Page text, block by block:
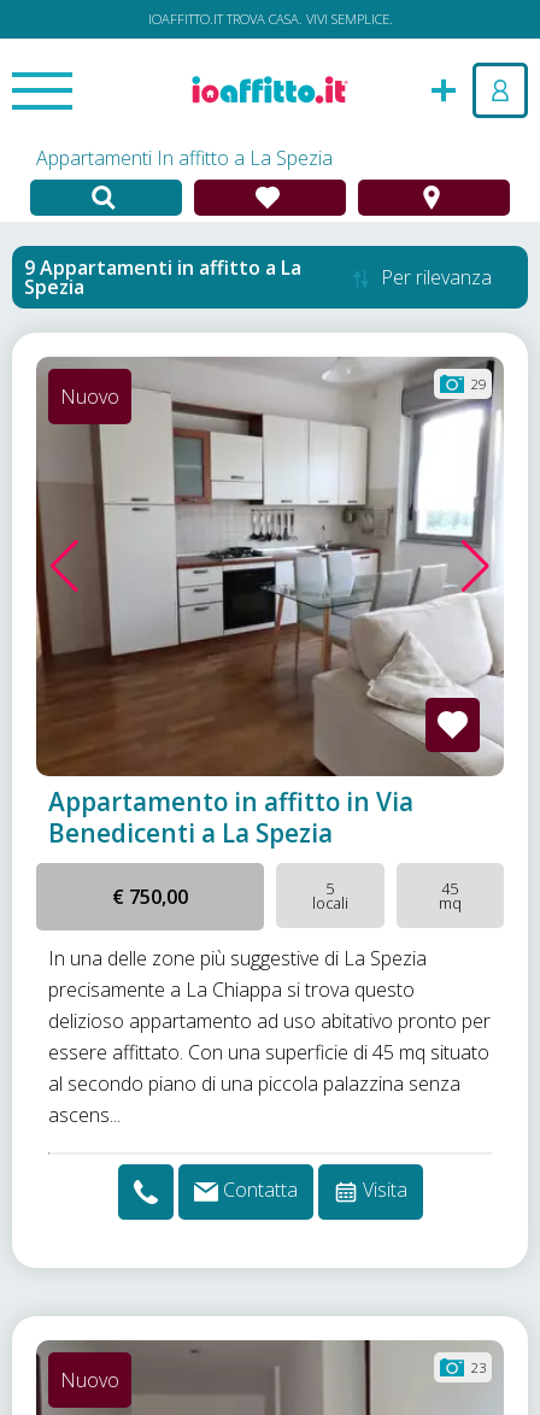
IOAFFITTO.IT TROVA CASA. VIVI SEMPLICE.
Appartamenti In affitto a La Spezia
Appartamenti in affitto a La
Spezia Per rilevanza
29
Nuovo
Appartamento in affitto in Via
Benedicenti a La Spezia
€ 750,00 5
locali
45
mq
In una delle zone più suggestive di La Spezia
precisamente a La Chiappa si trova questo
delizioso appartamento ad uso abitativo pronto per
essere affittato. Con una superficie di 45 mq situato
al secondo piano di una piccola palazzina senza
ascens...
Contatta Visita
23
Nuovo